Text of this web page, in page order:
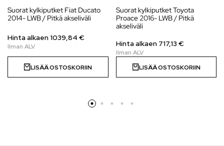
Suorat kylkiputket Fiat Ducato
2014- LWB / Pitkä akseliväli
Hinta alkaen1039,84 €
LISÄÄ OSTOSKORIIN
Suorat kylkiputket Toyota
Proace 2016- LWB / Pitkä
akseliväli
Hinta alkaen 717,13 €
LISÄÄ OSTOSKORIIN